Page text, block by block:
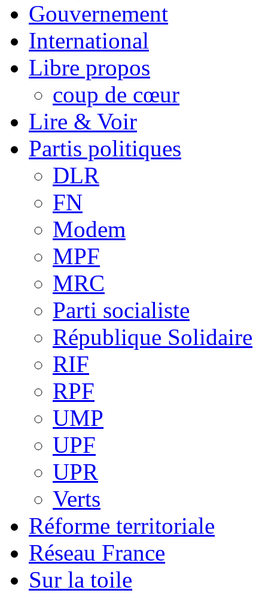
Gouvernement
International
Libre propos
coup de cœur
Lire & Voir
Partis politiques
DLR
FN
Modem
MPF
MRC
Parti socialiste
République Solidaire
RIF
RPF
UMP
UPF
UPR
Verts
Réforme territoriale
Réseau France
Sur la toile